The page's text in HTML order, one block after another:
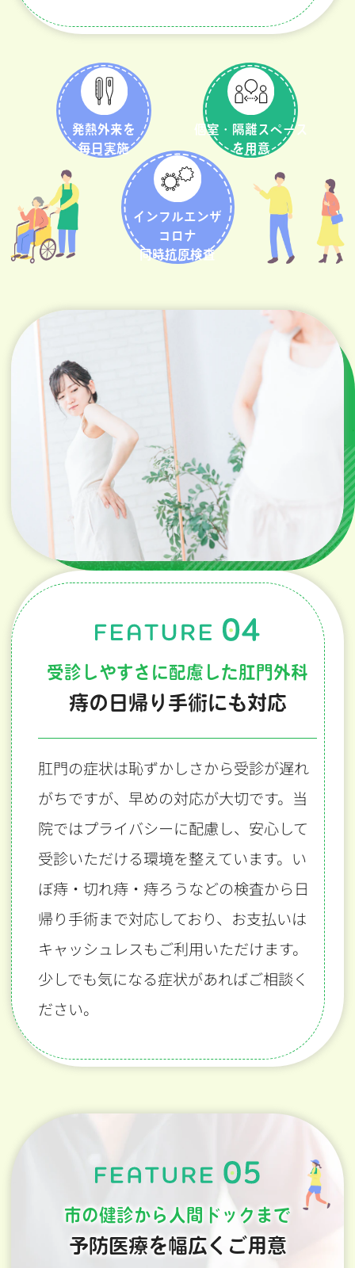
発熱外来を
毎日実施
個室・隔離スペース
を用意
インフルエンザ
コロナ
同時抗原検査
受診しやすさに配慮した肛門外科
痔の日帰り手術にも対応
肛門の症状は恥ずかしさから受診が遅れ
がちですが、早めの対応が大切です。当
院ではプライバシーに配慮し、安心して
受診いただける環境を整えています。い
ぼ痔・切れ痔・痔ろうなどの検査から日
帰り手術まで対応しており、お支払いは
キャッシュレスもご利用いただけます。
少しでも気になる症状があればご相談く
ださい。
市の健診から人間ドックまで
予防医療を幅広くご用意